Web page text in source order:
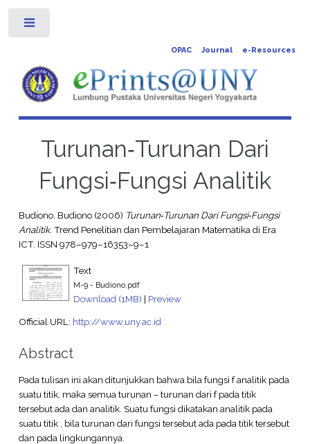
OPAC Journal e-Resources
Turunan‐Turunan Dari
Fungsi‐Fungsi Analitik
Budiono, Budiono(2006) Turunan‐Turunan Dari Fungsi‐Fungsi
Analitik. Trend Penelitian dan Pembelajaran Matematika di Era
ICT. ISSN 978–979–16353–9–1
Text
M-9 - Budiono.pdf
Download (1MB) | Preview
Official URL: http://www.uny.ac.id
Abstract
Pada tulisan ini akan ditunjukkan bahwa bila fungsi f analitik pada
suatu titik, maka semua turunan − turunan dari f pada titik
tersebut ada dan analitik. Suatu fungsi dikatakan analitik pada
suatu titik , bila turunan dari fungsi tersebut ada pada titik tersebut
dan pada lingkungannya.